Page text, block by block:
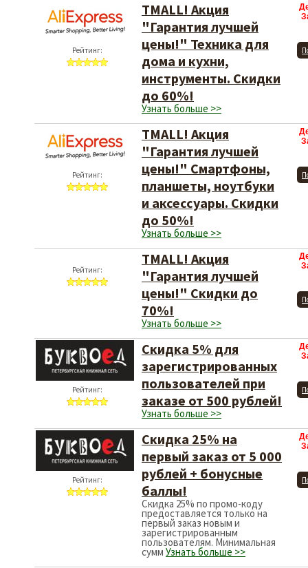
Рейтинг:
TMALL! Акция
"Гарантия лучшей
цены!" Техника для
дома и кухни,
инструменты. Скидки
до 60%!
Узнать больше >>
Рейтинг:
TMALL! Акция
"Гарантия лучшей
цены!" Смартфоны,
планшеты, ноутбуки
и аксессуары. Скидки
до 50%!
Узнать больше >>
Рейтинг:
TMALL! Акция
"Гарантия лучшей
цены!" Скидки до
70%!
Узнать больше >>
Рейтинг:
Скидка 5% для
зарегистрированных
пользователей при
заказе от 500 рублей!
Узнать больше >>
Рейтинг:
Скидка 25% на
первый заказ от 5 000
рублей + бонусные
баллы!
Скидка 25% по промо-коду
предоставляется только на
первый заказ новым и
зарегистрированным
пользователям. Минимальная
сумм Узнать больше >>